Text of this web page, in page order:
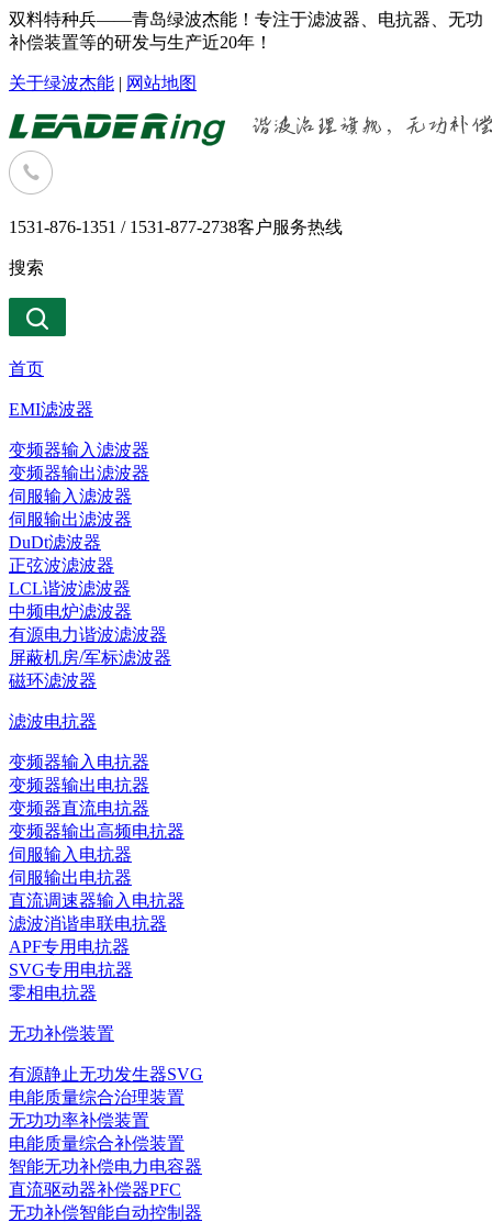
双料特种兵——青岛绿波杰能！专注于滤波器、电抗器、无功
补偿装置等的研发与生产近20年！
关于绿波杰能 | 网站地图
1531-876-1351 / 1531-877-2738客户服务热线
搜索
首页
EMI滤波器
变频器输入滤波器
变频器输出滤波器
伺服输入滤波器
伺服输出滤波器
DuDt滤波器
正弦波滤波器
LCL谐波滤波器
中频电炉滤波器
有源电力谐波滤波器
屏蔽机房/军标滤波器
磁环滤波器
滤波电抗器
变频器输入电抗器
变频器输出电抗器
变频器直流电抗器
变频器输出高频电抗器
伺服输入电抗器
伺服输出电抗器
直流调速器输入电抗器
滤波消谐串联电抗器
APF专用电抗器
SVG专用电抗器
零相电抗器
无功补偿装置
有源静止无功发生器SVG
电能质量综合治理装置
无功功率补偿装置
电能质量综合补偿装置
智能无功补偿电力电容器
直流驱动器补偿器PFC
无功补偿智能自动控制器